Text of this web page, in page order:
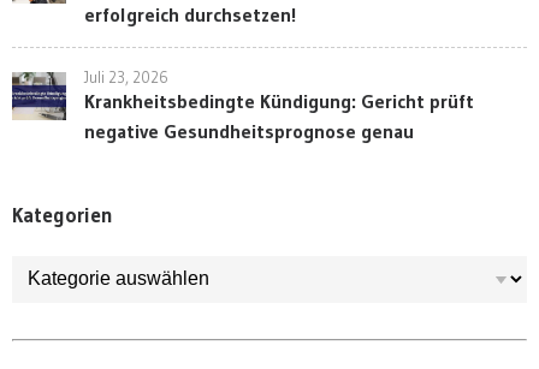
erfolgreich durchsetzen!
Juli 23, 2026
Krankheitsbedingte Kündigung: Gericht prüft
negative Gesundheitsprognose genau
Kategorien
Kategorien